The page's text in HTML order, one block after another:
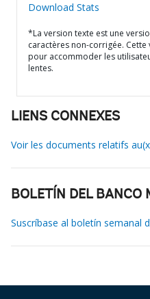
Download Stats
*La version texte est une
caractères non-corrigée.
pour accommoder les
lentes.
LIENS CONNEXES
Voir les documents relatifs
BOLETÍN DEL BANCO
Suscríbase al boletín semanal